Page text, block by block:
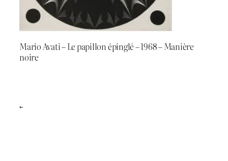
Mario Avati – Le papillon épinglé – 1968 – Manière
noire
←